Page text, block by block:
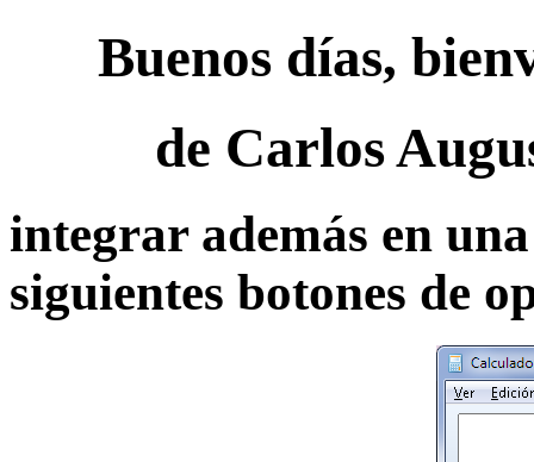
Buenos días,
de Carlos
integrar además en
siguientes botones de